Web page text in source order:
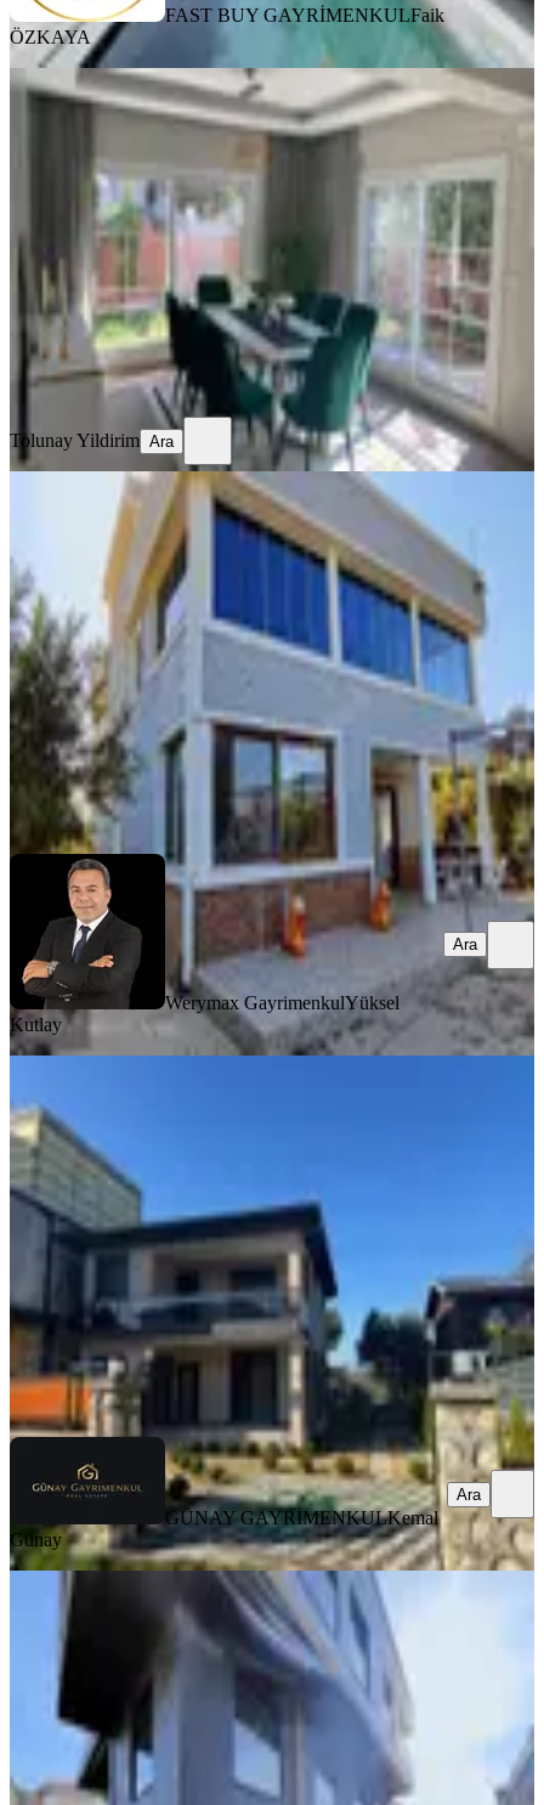
FAST BUY GAYRİMENKULFaik
ÖZKAYA
TERASLI
Acil Satılık Depreme Dayanıklı Geniş
Bahçeli 3+1 Villa – İzmir Buca Zafer
Mahallesi (olduruk)
Buca, Zafer Mahallesi
3+1
30.04.2025
11.500.000 ₺
Tolunay Yildirim
Tolunay Yildirim Ara
Buca Karacaağaç Köyü Satılık
Müstakil 4+2 Villa
Buca, Karacaağaç Mahallesi
4+2· 400 m²· 07.05.2024
18.000.000 ₺
Werymax Gayrimenkul Yüksel Kutlay
Ara
Werymax GayrimenkulYüksel
Kutlay
Ara
250 m²·08.01.2026
10.500.000 ₺
GÜNAY GAYRİMENKUL Kemal Günay
Ara
GÜNAY GAYRİMENKULKemal
Günay
Ara
SIFIR BİNA
Msg'den Kaynaklar Merkezde
Müstakil Havuzlu 4+1 Tripleks Villa
Buca, Kaynaklar Merkez Mahallesi
144 m²· 27.12.2025
19.500.000 ₺